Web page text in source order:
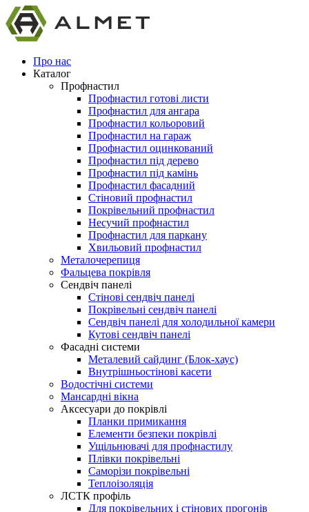
Про нас
Каталог
Профнастил
Профнастил готові листи
Профнастил для ангара
Профнастил кольоровий
Профнастил на гараж
Профнастил оцинкований
Профнастил під дерево
Профнастил під камінь
Профнастил фасадний
Стіновий профнастил
Покрівельний профнастил
Несучий профнастил
Профнастил для паркану
Хвильовий профнастил
Металочерепиця
Фальцева покрівля
Сендвіч панелі
Стінові сендвіч панелі
Покрівельні сендвіч панелі
Сендвіч панелі для холодильної камери
Кутові сендвіч панелі
Фасадні системи
Металевий сайдинг (Блок-хаус)
Внутрішньостінові касети
Водостічні системи
Мансардні вікна
Аксесуари до покрівлі
Планки примикання
Елементи безпеки покрівлі
Ущільнювачі для профнастилу
Плівки покрівельні
Саморізи покрівельні
Теплоізоляція
ЛСТК профіль
Для покрівельних і стінових прогонів